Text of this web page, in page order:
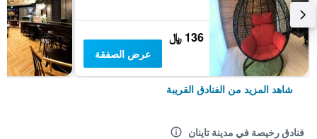
136 ﷼
عرض الصفقة
شاهد المزيد من الفنادق القريبة
فنادق رخيصة في مدينة تاينان